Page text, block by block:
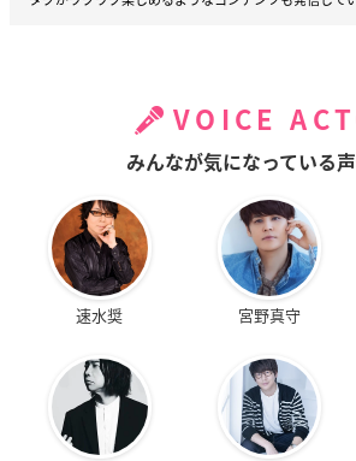
VOICE
みんなが気になっている
速水奨 宮野真守